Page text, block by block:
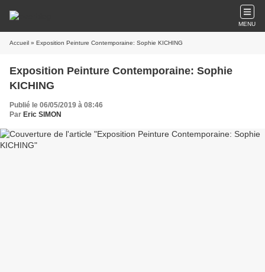
MENU
Accueil » Exposition Peinture Contemporaine: Sophie KICHING
Exposition Peinture Contemporaine: Sophie
KICHING
Publié le 06/05/2019 à 08:46
Par Eric SIMON